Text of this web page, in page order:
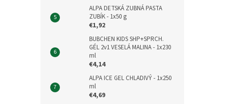
ALPA DETSKÁ ZUBNÁ PASTA
ZUBÍK - 1x50 g
€1,92
BUBCHEN KIDS SHP+SPRCH.
GÉL 2v1 VESELÁ MALINA - 1x230
ml
€4,14
ALPA ICE GEL CHLADIVÝ - 1x250
ml
€4,69